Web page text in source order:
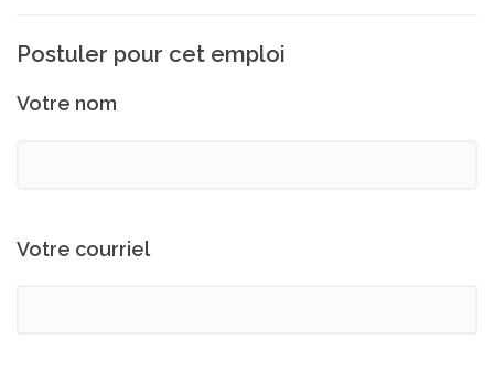
Postuler pour cet emploi
Votre nom
Votre courriel